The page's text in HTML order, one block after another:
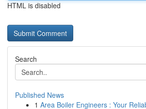
HTML is disabled
Search
Published News
1 Area Boiler Engineers : Your